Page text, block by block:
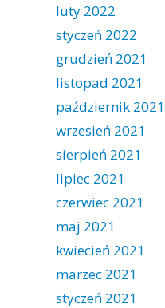
luty 2022
styczeń 2022
grudzień 2021
listopad 2021
październik 2021
wrzesień 2021
sierpień 2021
lipiec 2021
czerwiec 2021
maj 2021
kwiecień 2021
marzec 2021
styczeń 2021